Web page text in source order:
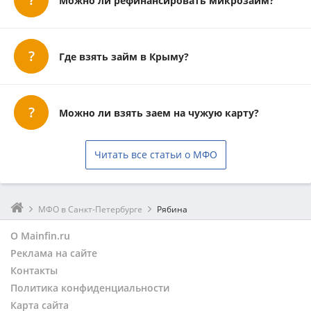
Где взять займ в Крыму?
Можно ли взять заем на чужую карту?
Читать все статьи о МФО
МФО в Санкт-Петербурге Рябина
О Mainfin.ru
Реклама на сайте
Контакты
Политика конфиденциальности
Карта сайта